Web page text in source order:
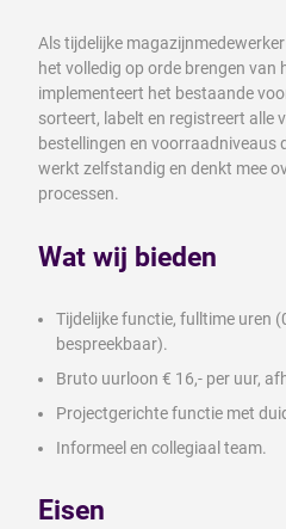
Als tijdelijke
het volledig op orde brengen van
implementeert het bestaande
sorteert, labelt en registreert alle
bestellingen en voorraadniveaus
werkt zelfstandig en denkt mee
processen.
Wat wij bieden
Tijdelijke functie, fulltime uren
bespreekbaar).
Bruto uurloon € 16,- per uur,
Projectgerichte functie met
Informeel en collegiaal team.
Eisen